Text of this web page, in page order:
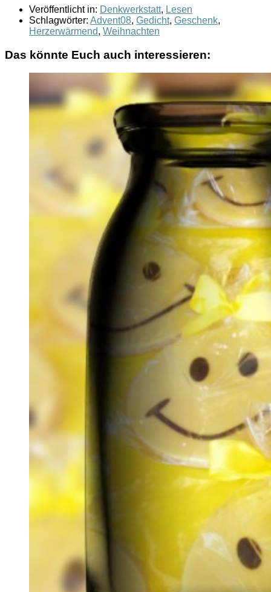
Veröffentlicht in: Denkwerkstatt, Lesen
Schlagwörter: Advent08, Gedicht, Geschenk,
Herzerwärmend, Weihnachten
Das könnte Euch auch interessieren: